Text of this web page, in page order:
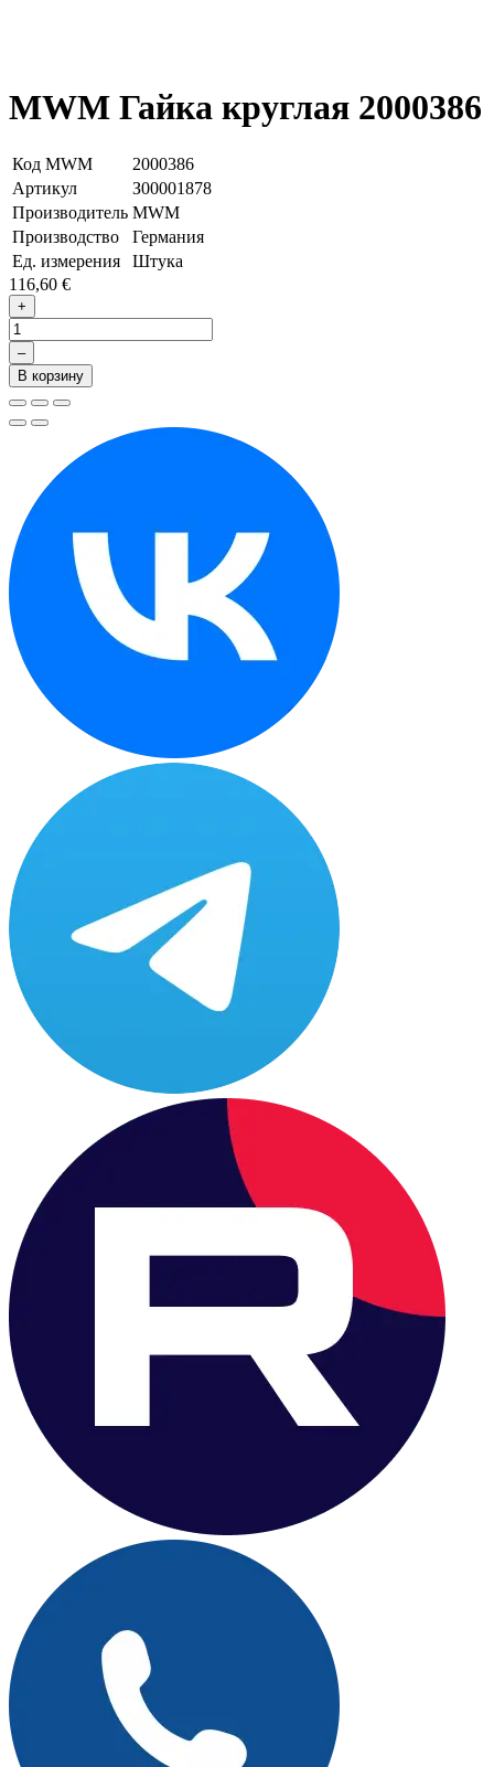
MWM Гайка круглая 2000386
Код MWM
2000386
Артикул
З00001878
Производитель MWM
Производство
Германия
Ед. измерения
Штука
116,60 €
+
–
В корзину